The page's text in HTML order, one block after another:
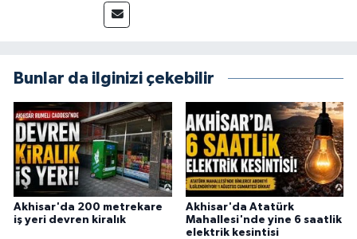
Bunlar da ilginizi çekebilir
Akhisar'da 200 metrekare
iş yeri devren kiralık
Akhisar'da Atatürk
Mahallesi'nde yine 6 saatlik
elektrik kesintisi